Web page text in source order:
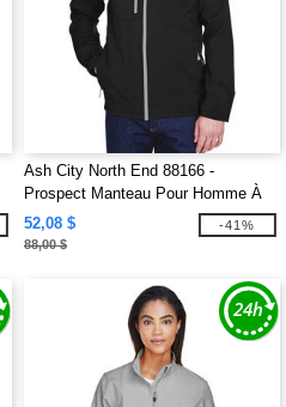
Ash City North End 88166 -
Prospect Manteau Pour Homme À
Extérieur Doux Avec Capuchon
52,08 $
88,00 $
-41%